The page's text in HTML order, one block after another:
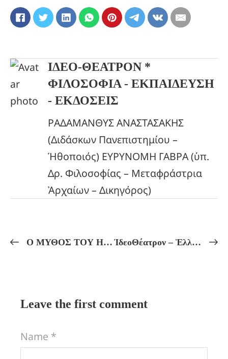
ΙΔΕΟ-ΘΕΑΤΡΟΝ *
ΦΙΛΟΣΟΦΙΑ - ΕΚΠΑΙΔΕΥΣΗ
- ΕΚΔΟΣΕΙΣ
ΡΑΔΑΜΑΝΘΥΣ ΑΝΑΣΤΑΣΑΚΗΣ
(Διδάσκων Πανεπιστημίου –
Ἡθοποιός) ΕΥΡΥΝΟΜΗ ΓΑΒΡΑ (ὑπ.
Δρ. Φιλοσοφίας – Μεταφράστρια
Ἀρχαίων – Δικηγόρος)
Ο ΜΥΘΟΣ ΤΟΥ ΗΡΟΣ! Η ΠΟΡΕΙΑ ΤΗΣ ΨΥΧΗΣ ΜΕΤΑ ΤΟΝ ΘΑΝΑΤΟ! ἸδεοΘέατρον – Ἑλληνικόν Πνεῦμα Πρόγραμμα Μαθημάτων ἀπό 30/09 ἔως 05/10
Leave the first comment
Name *